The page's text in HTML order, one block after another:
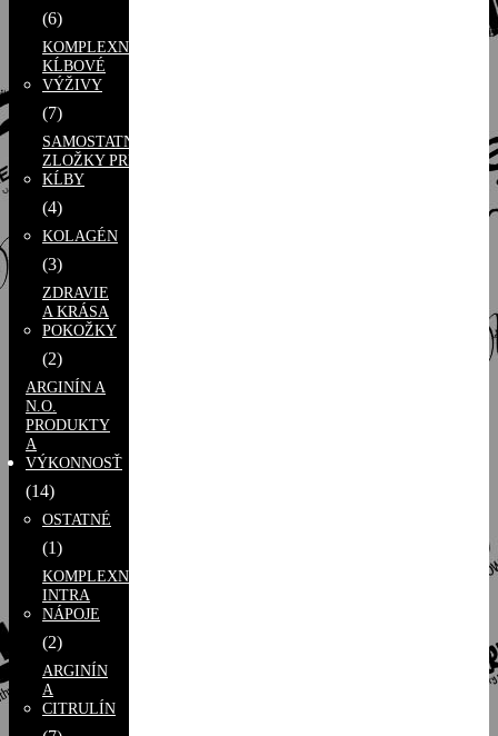
(6)
KOMPLEXNÉ
KĹBOVÉ
VÝŽIVY
(7)
SAMOSTATNÉ
ZLOŽKY PRE
KĹBY
(4)
KOLAGÉN
(3)
ZDRAVIE
A KRÁSA
POKOŽKY
(2)
ARGINÍN A
N.O.
PRODUKTY
A
VÝKONNOSŤ
(14)
OSTATNÉ
(1)
KOMPLEXNÉ
INTRA
NÁPOJE
(2)
ARGINÍN
A
CITRULÍN